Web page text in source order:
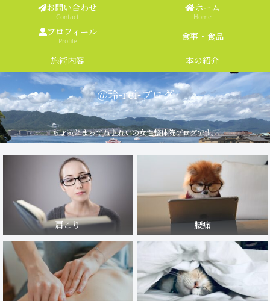
＠玲-rei-ブログ
ちょっとまってね♪れいの女性整体院ブログです。
お問い合わせ
Contact
ホーム
Home
プロフィール
Profile
食事・食品
施術内容
本の紹介
肩こり 腰痛